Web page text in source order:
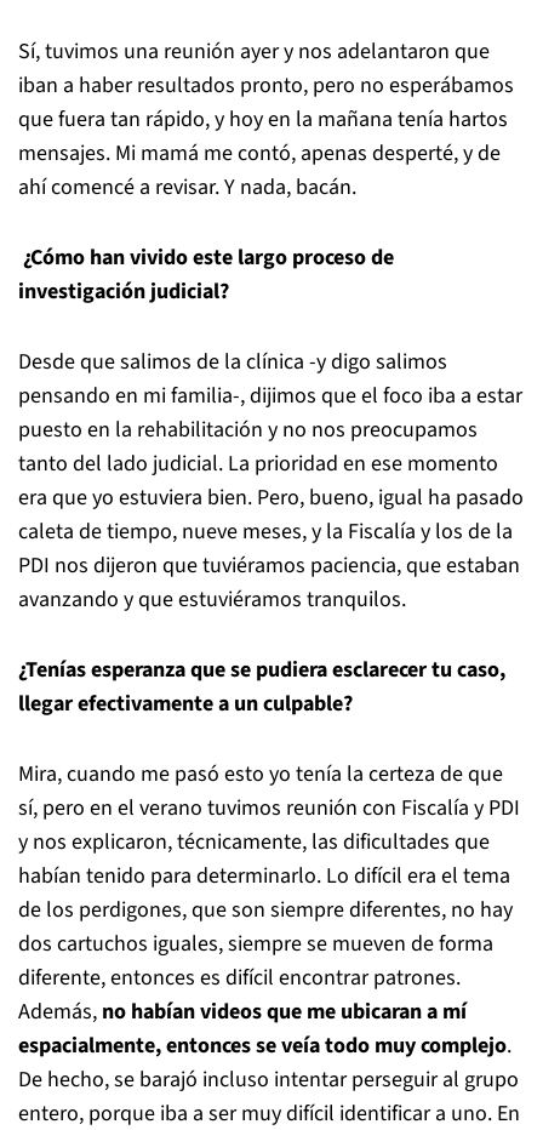
Sí, tuvimos una reunión ayer y nos adelantaron que
iban a haber resultados pronto, pero no esperábamos
que fuera tan rápido, y hoy en la mañana tenía hartos
mensajes. Mi mamá me contó, apenas desperté, y de
ahí comencé a revisar. Y nada, bacán.
¿Cómo han vivido este largo proceso de
investigación judicial?
Desde que salimos de la clínica -y digo salimos
pensando en mi familia-, dijimos que el foco iba a estar
puesto en la rehabilitación y no nos preocupamos
tanto del lado judicial. La prioridad en ese momento
era que yo estuviera bien. Pero, bueno, igual ha pasado
caleta de tiempo, nueve meses, y la Fiscalía y los de la
PDI nos dijeron que tuviéramos paciencia, que estaban
avanzando y que estuviéramos tranquilos.
¿Tenías esperanza que se pudiera esclarecer tu caso,
llegar efectivamente a un culpable?
Mira, cuando me pasó esto yo tenía la certeza de que
sí, pero en el verano tuvimos reunión con Fiscalía y PDI
y nos explicaron, técnicamente, las dificultades que
habían tenido para determinarlo. Lo difícil era el tema
de los perdigones, que son siempre diferentes, no hay
dos cartuchos iguales, siempre se mueven de forma
diferente, entonces es difícil encontrar patrones.
Además, no habían videos que me ubicaran a mí
espacialmente, entonces se veía todo muy complejo.
De hecho, se barajó incluso intentar perseguir al grupo
entero, porque iba a ser muy difícil identificar a uno. En